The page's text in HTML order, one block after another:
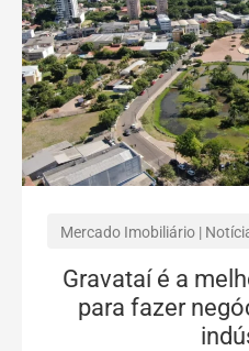
Mercado Imobiliário |
Gravataí é a
para fazer